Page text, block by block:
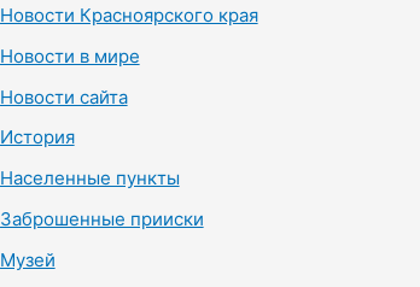
Новости Красноярского края
Новости в мире
Новости сайта
История
Населенные пункты
Заброшенные прииски
Музей